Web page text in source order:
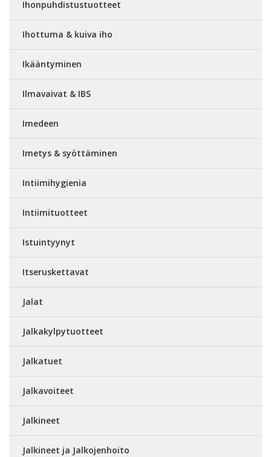
Ihonpuhdistustuotteet
Ihottuma & kuiva iho
Ikääntyminen
Ilmavaivat & IBS
Imedeen
Imetys & syöttäminen
Intiimihygienia
Intiimituotteet
Istuintyynyt
Itseruskettavat
Jalat
Jalkakylpytuotteet
Jalkatuet
Jalkavoiteet
Jalkineet
Jalkineet ja Jalkojenhoito